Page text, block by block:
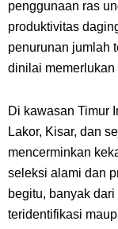
penggunaan ras
produktivitas
penurunan jumlah
dinilai
Di kawasan Timur
Lakor, Kisar, dan
mencerminkan
seleksi alami dan
begitu, banyak
teridentifikasi